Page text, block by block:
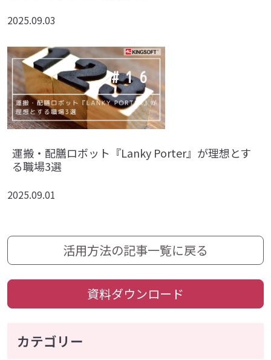
2025.09.03
運搬・配膳ロボット『Lanky Porter』が理想とす
る職場3選
2025.09.01
活用方法の記事一覧に戻る
資料ダウンロード
カテゴリー